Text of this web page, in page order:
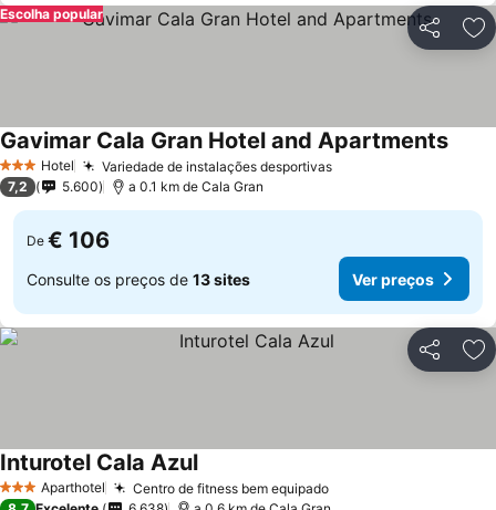
Partilhar
Escolha popular
3 EstrelasHotel Variedade de instalações desportivasVer preços
Gavimar Cala Gran Hotel and ApartmentsVer
7,2 5.600 a 0.1 km de Cala Gran
De € 106
Consulte os preços de 13 sites Ver preços
Partilhar
3 EstrelasAparthotel Centro de fitness bem equipadoVer preços
Inturotel Cala AzulVer preços